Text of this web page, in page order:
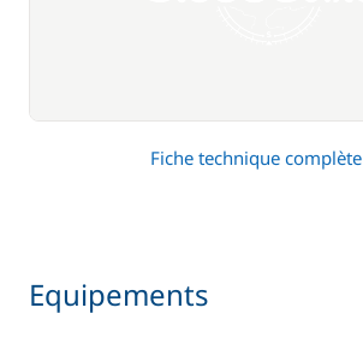
Fiche technique complète
Equipements